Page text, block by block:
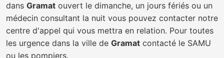
dans Gramat ouvert le dimanche, un jours fériés ou un
médecin consultant la nuit vous pouvez contacter notre
centre d'appel qui vous mettra en relation. Pour toutes
les urgence dans la ville de Gramat contacté le SAMU
ou les pompiers.